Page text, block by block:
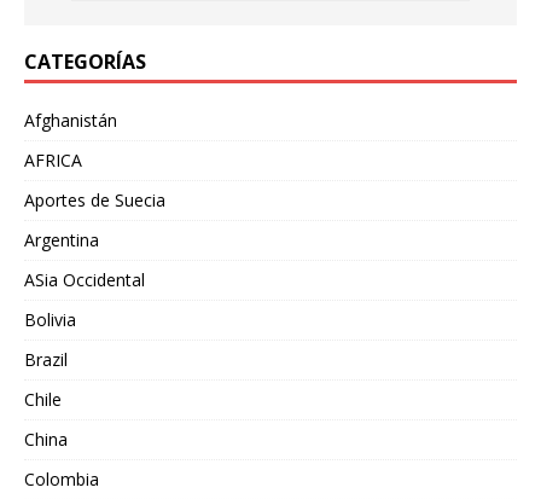
CATEGORÍAS
Afghanistán
AFRICA
Aportes de Suecia
Argentina
ASia Occidental
Bolivia
Brazil
Chile
China
Colombia